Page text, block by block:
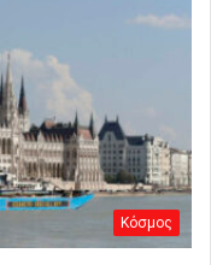
Κόσμος